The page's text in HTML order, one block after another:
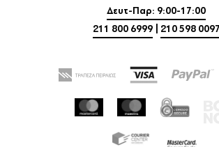
Δευτ-Παρ: 9:00-17:00
211 800 6999
210 598 0097